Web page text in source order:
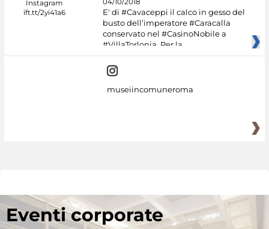
E' di #Cavaceppi il calco in gesso del
busto dell’imperatore #Caracalla
conservato nel #CasinoNobile a
#VillaTorlonia. Per la
museiincomuneroma
Eventi corporate